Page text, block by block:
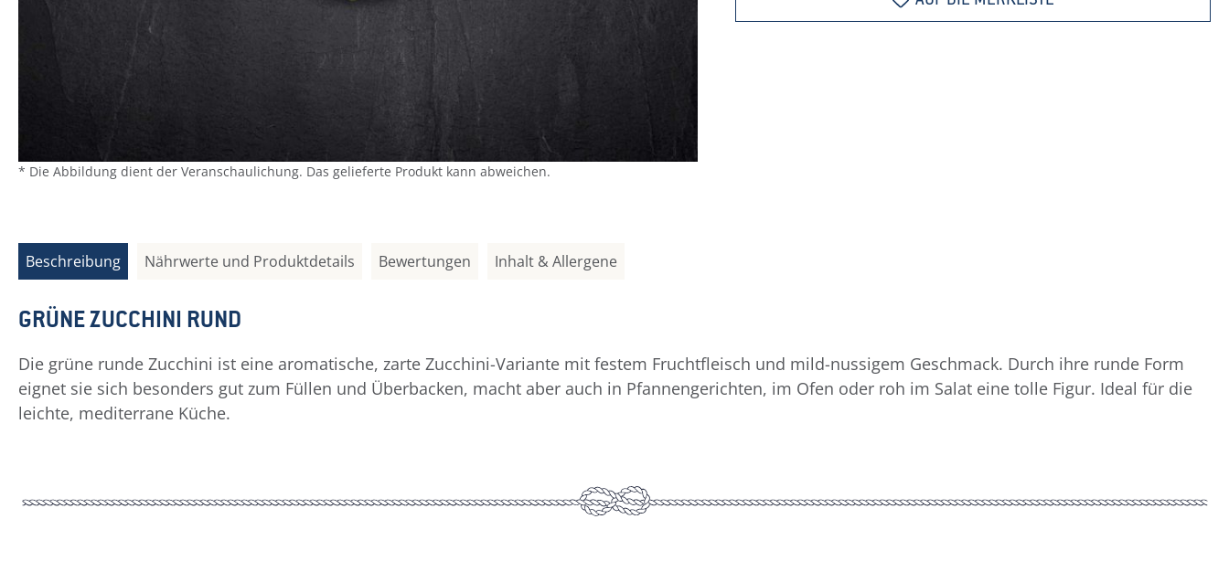
* Die Abbildung dient der Veranschaulichung. Das gelieferte Produkt kann abweichen.
Beschreibung Nährwerte und Produktdetails Bewertungen Inhalt & Allergene
GRÜNE ZUCCHINI RUND
Die grüne runde Zucchini ist eine aromatische, zarte Zucchini-Variante mit festem Fruchtfleisch und mild-nussigem Geschmack. Durch ihre runde Form
eignet sie sich besonders gut zum Füllen und Überbacken, macht aber auch in Pfannengerichten, im Ofen oder roh im Salat eine tolle Figur. Ideal für die
leichte, mediterrane Küche.